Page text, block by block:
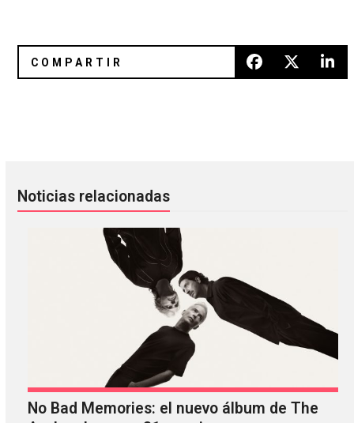
Noticias relacionadas
No Bad Memories: el nuevo álbum de The